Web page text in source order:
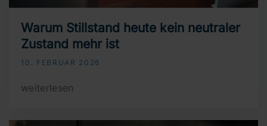
Warum Stillstand heute kein neutraler
Zustand mehr ist
10. FEBRUAR 2026
weiterlesen